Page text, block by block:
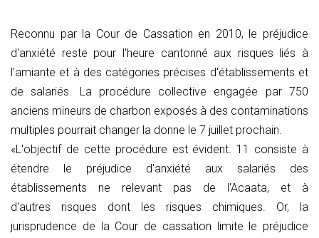
Reconnu par la Cour de Cassation en 2010, le préjudice
d'anxiété reste pour l'heure cantonné aux risques liés à
l'amiante et à des catégories précises d'établissements et
de salariés. La procédure collective engagée par 750
anciens mineurs de charbon exposés à des contaminations
multiples pourrait changer la donne le 7 juillet prochain.
«L'objectif de cette procédure est évident. 11 consiste à
étendre le préjudice d'anxiété aux salariés des
établissements ne relevant pas de l'Acaata, et à
d'autres risques dont les risques chimiques. Or, la
jurisprudence de la Cour de cassation limite le préjudice